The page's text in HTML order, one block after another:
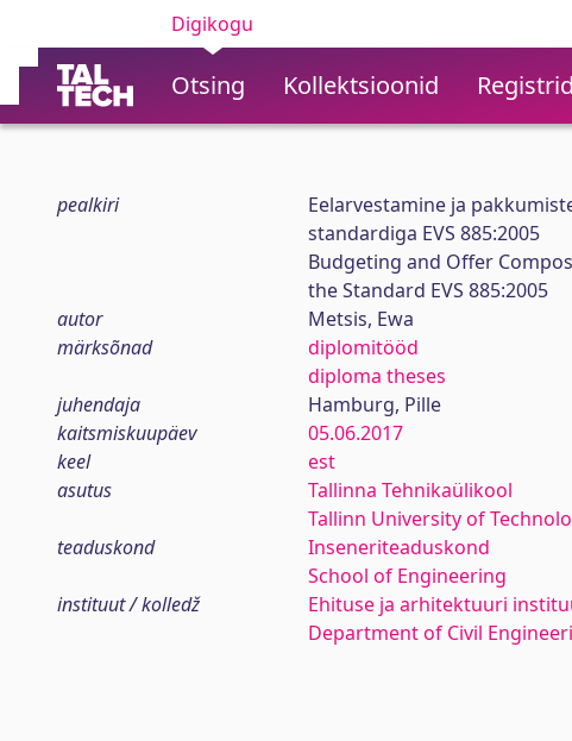
Digikogu
Otsing Kollektsioonid Registrid
pealkiri
Eelarvestamine ja
standardiga EVS 885:2005
Budgeting and Offer
the Standard EVS 885:2005
autor
Metsis, Ewa
märksõnad
diplomitööd
diploma theses
juhendaja
Hamburg, Pille
kaitsmiskuupäev
05.06.2017
keel
est
asutus
Tallinna Tehnikaülikool
Tallinn University of
teaduskond
Inseneriteaduskond
School of Engineering
instituut / kolledž
Ehituse ja arhitektuuri
Department of Civil